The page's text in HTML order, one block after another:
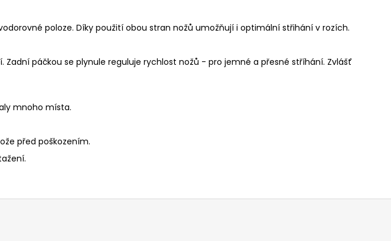
poloze. Díky použití obou stran nožů umožňují i optimální střihání v rozích.
páčkou se plynule reguluje rychlost nožů - pro jemné a přesné stříhání. Zvlášť
mnoho místa.
před poškozením.